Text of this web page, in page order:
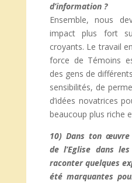
d’information ?
Ensemble, nous
impact plus fort
croyants. Le travail
force de Témoins
des gens de
sensibilités, de
d’idées novatrices
beaucoup plus riche
10) Dans ton
de l’Eglise dans
raconter quelques
été marquantes